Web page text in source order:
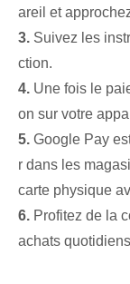
areil et
3. Suivez les
ction.
4. Une fois le
on sur votre
5. Google Pay
r dans les
carte physique
6. Profitez de la
achats